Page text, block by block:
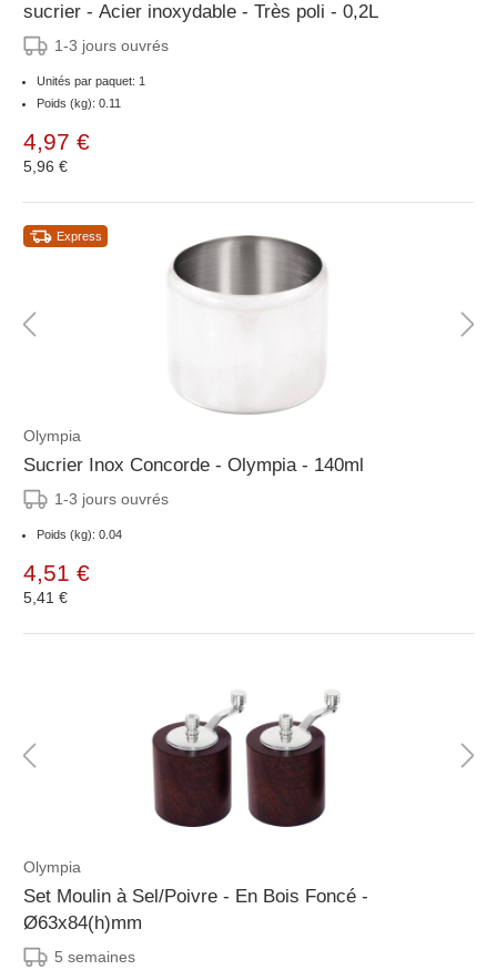
sucrier - Acier inoxydable - Très poli - 0,2L
1-3 jours ouvrés
Unités par paquet: 1
Poids (kg): 0.11
4,97 €
5,96 €
Express
Olympia
Sucrier Inox Concorde - Olympia - 140ml
1-3 jours ouvrés
Poids (kg): 0.04
4,51 €
5,41 €
Olympia
Set Moulin à Sel/Poivre - En Bois Foncé -
Ø63x84(h)mm
5 semaines